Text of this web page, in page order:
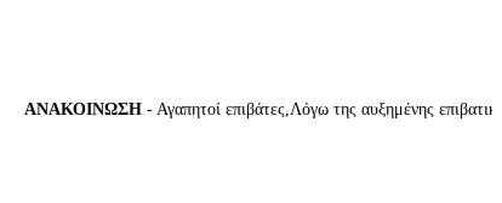
ΑΝΑΚΟΙΝΩΣΗ- Αγαπητοί επιβάτες,Λόγω της αυξημένης επιβατικής